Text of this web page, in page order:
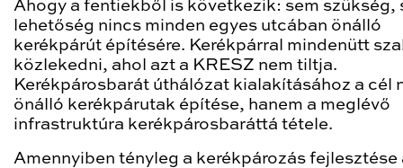
Ahogy a fentiekből is következik: sem szükség,
lehetőség nincs minden egyes utcában önálló
kerékpárút építésére. Kerékpárral mindenütt
közlekedni, ahol azt a KRESZ nem tiltja.
Kerékpárosbarát úthálózat kialakításához a cél
önálló kerékpárutak építése, hanem a meglévő
infrastruktúra kerékpárosbaráttá tétele.
Amennyiben tényleg a kerékpározás fejlesztése